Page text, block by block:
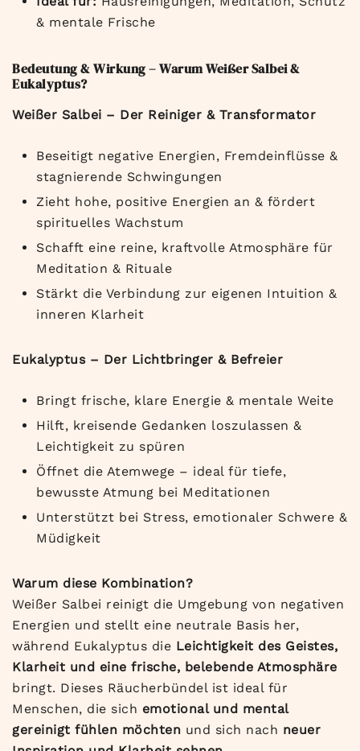
& mentale Frische
Bedeutung & Wirkung – Warum Weißer Salbei &
Eukalyptus?
Weißer Salbei – Der Reiniger & Transformator
Beseitigt negative Energien, Fremdeinflüsse &
stagnierende Schwingungen
Zieht hohe, positive Energien an & fördert
spirituelles Wachstum
Schafft eine reine, kraftvolle Atmosphäre für
Meditation & Rituale
Stärkt die Verbindung zur eigenen Intuition &
inneren Klarheit
Eukalyptus – Der Lichtbringer & Befreier
Bringt frische, klare Energie & mentale Weite
Hilft, kreisende Gedanken loszulassen &
Leichtigkeit zu spüren
Öffnet die Atemwege – ideal für tiefe,
bewusste Atmung bei Meditationen
Unterstützt bei Stress, emotionaler Schwere &
Müdigkeit
Warum diese Kombination?
Weißer Salbei reinigt die Umgebung von negativen
Energien und stellt eine neutrale Basis her,
während Eukalyptus die Leichtigkeit des Geistes,
Klarheit und eine frische, belebende Atmosphäre
bringt. Dieses Räucherbündel ist ideal für
Menschen, die sich emotional und mental
gereinigt fühlen möchten und sich nach neuer